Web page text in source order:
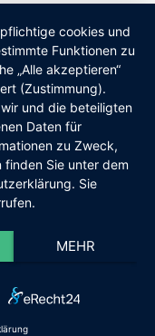
cookies und
Funktionen zu
„Alle akzeptieren“
(Zustimmung).
und die beteiligten
Daten für
zu Zweck,
Sie unter dem
Sie
MEHR